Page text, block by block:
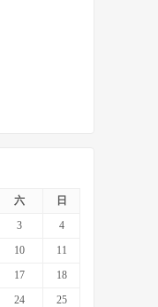
六 日
3
4
10
11
17
18
24
25